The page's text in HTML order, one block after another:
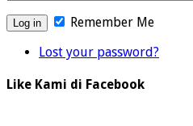
Remember Me
Lost your password?
Like Kami di Facebook